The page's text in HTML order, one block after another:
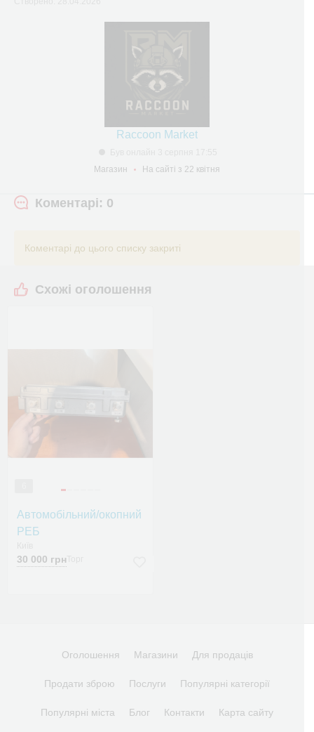
Raccoon Market
Магазин
На сайті з 22 квітня
Коментарі: 0
Коментарі до цього списку закриті
Схожі оголошення
Автомобільний/окопний
РЕБ
30 000 грн
Оголошення Магазини Для продаців
Продати зброю Послуги Популярні категорії
Популярні міста Блог Контакти Карта сайту